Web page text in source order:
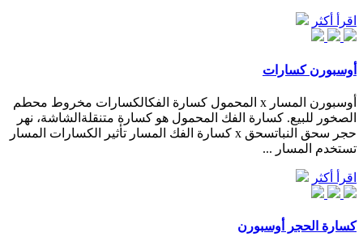
اقرأ أكثر
أوسبورن كسارات
أوسبورن المسار x المحمول كسارة الفكالكسارات مخروط محطم
الصخور للبيع. كسارة الفك المحمول هو كسارة متنقلةالشاشة، نهر
حجر سحق النباتسحق x كسارة الفك المسار تأثير الكسارات المسار
تستخدم المسار ...
اقرأ أكثر
كسارة الحجر أوسبورن